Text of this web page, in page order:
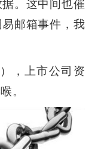
。这中间也催
邮箱事件，我
，上市公司资
。